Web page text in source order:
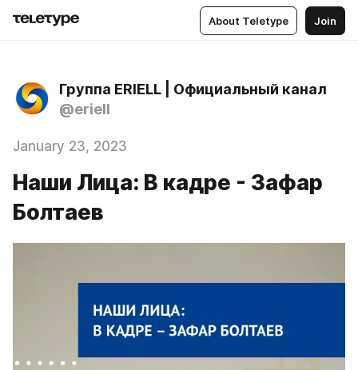
About Teletype Join
Группа ERIELL | Официальный канал
@eriell
January 23, 2023
Наши Лица: В кадре - Зафар
Болтаев